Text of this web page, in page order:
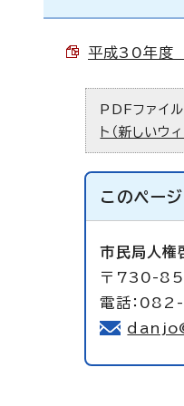
平成30年度
PDFファイ
ト（新しいウィ
このペー
市民局人
〒730-
電話：